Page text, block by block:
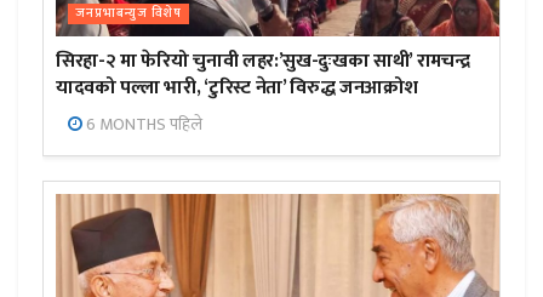
जनप्रभाबन्युज विशेष
सिरहा-२ मा फेरियो चुनावी लहर:’सुख-दुःखका साथी’ रामचन्द्र
यादवको पल्ला भारी, ‘टुरिस्ट नेता’ विरुद्ध जनआक्रोश
6 MONTHS पहिले